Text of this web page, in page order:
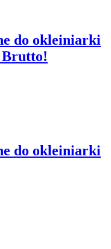
do okleiniarki
Brutto!
do okleiniarki